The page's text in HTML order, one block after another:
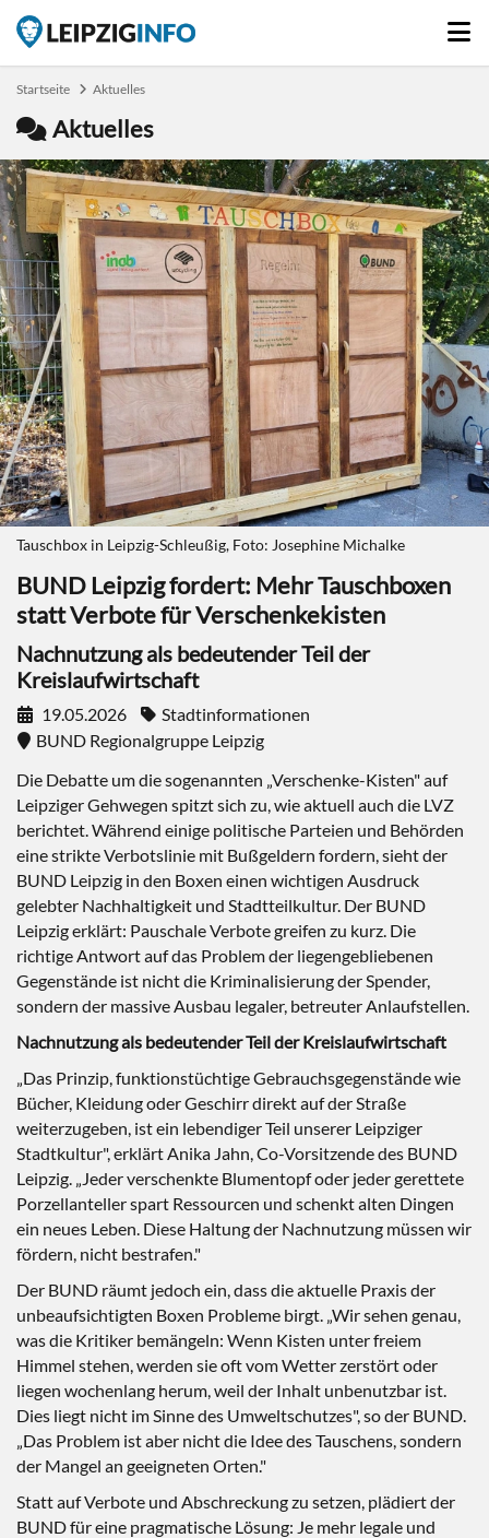
Startseite Aktuelles
Aktuelles
Tauschbox in Leipzig-Schleußig, Foto: Josephine Michalke
BUND Leipzig fordert: Mehr Tauschboxen
statt Verbote für Verschenkekisten
Nachnutzung als bedeutender Teil der
Kreislaufwirtschaft
19.05.2026
Stadtinformationen
BUND Regionalgruppe Leipzig
Die Debatte um die sogenannten „Verschenke-Kisten" auf
Leipziger Gehwegen spitzt sich zu, wie aktuell auch die LVZ
berichtet. Während einige politische Parteien und Behörden
eine strikte Verbotslinie mit Bußgeldern fordern, sieht der
BUND Leipzig in den Boxen einen wichtigen Ausdruck
gelebter Nachhaltigkeit und Stadtteilkultur. Der BUND
Leipzig erklärt: Pauschale Verbote greifen zu kurz. Die
richtige Antwort auf das Problem der liegengebliebenen
Gegenstände ist nicht die Kriminalisierung der Spender,
sondern der massive Ausbau legaler, betreuter Anlaufstellen.
Nachnutzung als bedeutender Teil der Kreislaufwirtschaft
„Das Prinzip, funktionstüchtige Gebrauchsgegenstände wie
Bücher, Kleidung oder Geschirr direkt auf der Straße
weiterzugeben, ist ein lebendiger Teil unserer Leipziger
Stadtkultur", erklärt Anika Jahn, Co-Vorsitzende des BUND
Leipzig. „Jeder verschenkte Blumentopf oder jeder gerettete
Porzellanteller spart Ressourcen und schenkt alten Dingen
ein neues Leben. Diese Haltung der Nachnutzung müssen wir
fördern, nicht bestrafen."
Der BUND räumt jedoch ein, dass die aktuelle Praxis der
unbeaufsichtigten Boxen Probleme birgt. „Wir sehen genau,
was die Kritiker bemängeln: Wenn Kisten unter freiem
Himmel stehen, werden sie oft vom Wetter zerstört oder
liegen wochenlang herum, weil der Inhalt unbenutzbar ist.
Dies liegt nicht im Sinne des Umweltschutzes", so der BUND.
„Das Problem ist aber nicht die Idee des Tauschens, sondern
der Mangel an geeigneten Orten."
Statt auf Verbote und Abschreckung zu setzen, plädiert der
BUND für eine pragmatische Lösung: Je mehr legale und